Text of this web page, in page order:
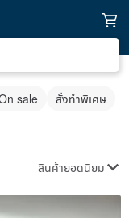
sale สั่งทำพิเศษ
สินค้ายอดนิยม